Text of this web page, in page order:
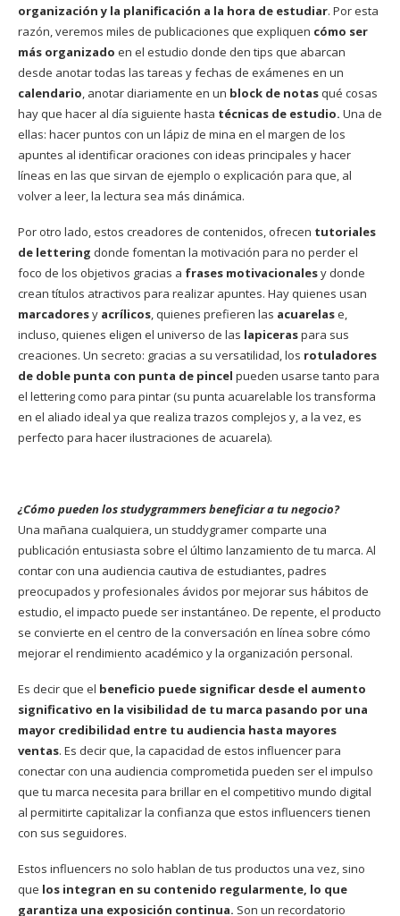
organización y la planificación a la hora de estudiar. Por esta
razón, veremos miles de publicaciones que expliquen cómo ser
más organizado en el estudio donde den tips que abarcan
desde anotar todas las tareas y fechas de exámenes en un
calendario, anotar diariamente en un block de notasqué cosas
hay que hacer al día siguiente hasta técnicas de estudio. Una de
ellas: hacer puntos con un lápiz de mina en el margen de los
apuntes al identificar oraciones con ideas principales y hacer
líneas en las que sirvan de ejemplo o explicación para que, al
volver a leer, la lectura sea más dinámica.
Por otro lado, estos creadores de contenidos, ofrecen tutoriales
de lettering donde fomentan la motivación para no perder el
foco de los objetivos gracias a frases motivacionalesy donde
crean títulos atractivos para realizar apuntes. Hay quienes usan
marcadoresy acrílicos, quienes prefieren las acuarelase,
incluso, quienes eligen el universo de las lapiceraspara sus
creaciones. Un secreto: gracias a su versatilidad, los rotuladores
de doble punta con punta de pincel pueden usarse tanto para
el lettering como para pintar (su punta acuarelable los transforma
en el aliado ideal ya que realiza trazos complejos y, a la vez, es
perfecto para hacer ilustraciones de acuarela).
¿Cómo pueden los studygrammers beneficiar a tu negocio?
Una mañana cualquiera, un studdygramer comparte una
publicación entusiasta sobre el último lanzamiento de tu marca. Al
contar con una audiencia cautiva de estudiantes, padres
preocupados y profesionales ávidos por mejorar sus hábitos de
estudio, el impacto puede ser instantáneo. De repente, el producto
se convierte en el centro de la conversación en línea sobre cómo
mejorar el rendimiento académico y la organización personal.
Es decir que el beneficio puede significar desde el aumento
significativo en la visibilidad de tu marca pasando por una
mayor credibilidad entre tu audiencia hasta mayores
ventas. Es decir que, la capacidad de estos influencer para
conectar con una audiencia comprometida pueden ser el impulso
que tu marca necesita para brillar en el competitivo mundo digital
al permitirte capitalizar la confianza que estos influencers tienen
con sus seguidores.
Estos influencers no solo hablan de tus productos una vez, sino
que los integran en su contenido regularmente, lo que
garantiza una exposición continua. Son un recordatorio